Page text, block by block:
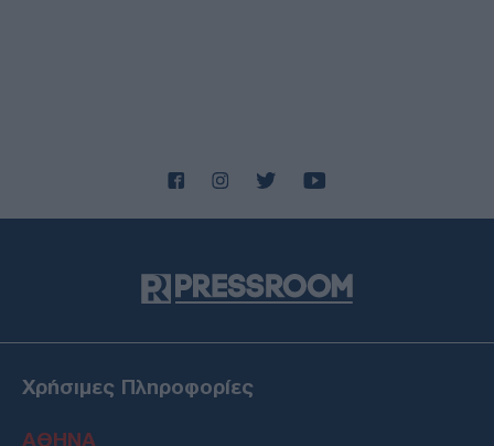
Γερμανία: Τουλάχιστον 25 τραυματίες από σύγκρουση
06/08/26 - 20:50
κοντά στη Δαμασκό
Χρήσιμες Πληροφορίες
ΑΘΗΝΑ